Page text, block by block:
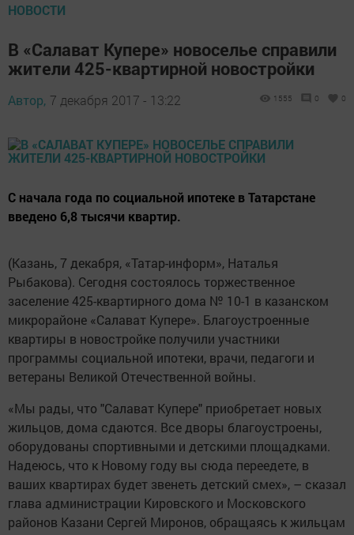
НОВОСТИ
В «Салават Купере» новоселье справили
жители 425-квартирной новостройки
Автор, 7 декабря 2017 - 13:22 1555 0 0
С начала года по социальной ипотеке в Татарстане
введено 6,8 тысячи квартир.
(Казань, 7 декабря, «Татар-информ», Наталья
Рыбакова). Сегодня состоялось торжественное
заселение 425-квартирного дома № 10-1 в казанском
микрорайоне «Салават Купере». Благоустроенные
квартиры в новостройке получили участники
программы социальной ипотеки, врачи, педагоги и
ветераны Великой Отечественной войны.
«Мы рады, что "Салават Купере" приобретает новых
жильцов, дома сдаются. Все дворы благоустроены,
оборудованы спортивными и детскими площадками.
Надеюсь, что к Новому году вы сюда переедете, в
ваших квартирах будет звенеть детский смех», – сказал
глава администрации Кировского и Московского
районов Казани Сергей Миронов, обращаясь к жильцам